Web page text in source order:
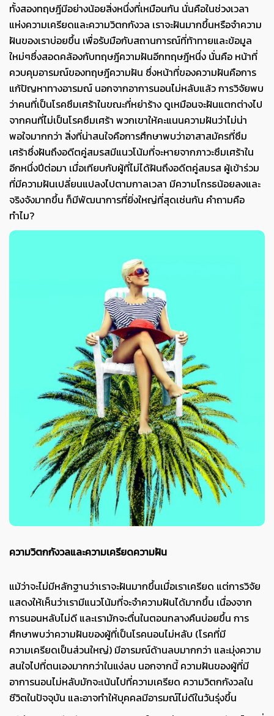
ทั้งสองทฤษฎีมีอย่างน้อยสิ่งหนึ่งที่เหมือนกัน นั่นคือในช่วงเวลา
แห่งความเครียดและความวิตกกังวล เราจะฝันมากขึ้นหรือจำความ
ฝันของเราบ่อยขึ้น เพื่อรับมือกับสถานการณ์ที่ท้าทายและข้อมูล
ใหม่ๆซึ่งสอดคล้องกับทฤษฎีความฝันอีกทฤษฎีหนึ่ง นั่นคือ หน้าที่
ควบคุมอารมณ์ของทฤษฎีความฝัน ซึ่งหน้าที่ของความฝันคือการ
แก้ปัญหาทางอารมณ์ นอกจากอาการนอนไม่หลับแล้ว การวิจัยพบ
ว่าคนที่เป็นโรคซึมเศร้าในขณะที่หย่าร้าง ดูเหมือนจะฝันแตกต่างไป
จากคนที่ไม่เป็นโรคซึมเศร้า พวกเขาให้คะแนนความฝันว่าไม่น่า
พอใจมากกว่า สิ่งที่น่าสนใจคือการศึกษาพบว่าอาสาสมัครที่ซึม
เศร้าซึ่งฝันถึงอดีตคู่สมรสมีแนวโน้มที่จะหายจากภาวะซึมเศร้าใน
อีกหนึ่งปีต่อมา เมื่อเทียบกับผู้ที่ไม่ได้ฝันถึงอดีตคู่สมรส ผู้เข้าร่วม
ที่มีความฝันเปลี่ยนแปลงไปตามกาลเวลา มีความโกรธน้อยลงและ
จริงจังมากขึ้น ก็มีพัฒนาการที่ยิ่งใหญ่ที่สุดเช่นกัน คำถามคือ
ทำไม?
ความวิตกกังวลและความเครียดความฝัน
แม้ว่าจะไม่มีหลักฐานว่าเราจะฝันมากขึ้นเมื่อเราเครียด แต่การวิจัย
แสดงให้เห็นว่าเรามีแนวโน้มที่จะจำความฝันได้มากขึ้น เนื่องจาก
การนอนหลับไม่ดี และเรามักจะตื่นในตอนกลางคืนบ่อยขึ้น การ
ศึกษาพบว่าความฝันของผู้ที่เป็นโรคนอนไม่หลับ (โรคที่มี
ความเครียดเป็นส่วนใหญ่) มีอารมณ์ด้านลบมากกว่า และมุ่งความ
สนใจไปที่ตนเองมากกว่าในแง่ลบ นอกจากนี้ ความฝันของผู้ที่มี
อาการนอนไม่หลับมักจะเน้นไปที่ความเครียด ความวิตกกังวลใน
ชีวิตในปัจจุบัน และอาจทำให้บุคคลมีอารมณ์ไม่ดีในวันรุ่งขึ้น